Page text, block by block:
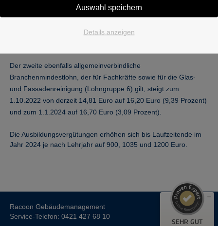
Damit hebt sich der Einstiegslohn im Gebäudereiniger-
Handwerk auch künftig deutlich vom gesetzlichen Mindestlohn
Der zweite ebenfalls allgemeinverbindliche
Branchenmindestlohn, der für Fachkräfte sowie für die Glas-
und Fassadenreinigung (Lohngruppe 6) gilt, steigt zum
1.10.2022 von derzeit 14,81 Euro auf 16,20 Euro (9,39 Prozent)
und zum 1.1.2024 auf 16,70 Euro (3,09 Prozent).
Die Ausbildungsvergütungen erhöhen sich bis Laufzeitende im
Jahr 2024 je nach Lehrjahr auf 900, 1035 und 1200 Euro.
Racoon Gebäudemanagement
Service-Telefon: 0421 427 68 10
Auswahl speichern
Details anzeigen
SEHR GUT
Racoon Gebäudemanagement GmbH
21
Bewertungen auf
ProvenExpert.com
Bewertungen von 3